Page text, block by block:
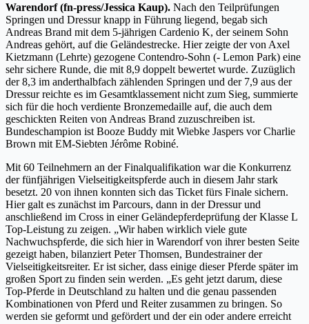
Warendorf (fn-press/Jessica Kaup). Nach den Teilprüfungen
Springen und Dressur knapp in Führung liegend, begab sich
Andreas Brand mit dem 5-jährigen Cardenio K, der seinem Sohn
Andreas gehört, auf die Geländestrecke. Hier zeigte der von Axel
Kietzmann (Lehrte) gezogene Contendro-Sohn (- Lemon Park) eine
sehr sichere Runde, die mit 8,9 doppelt bewertet wurde. Zuzüglich
der 8,3 im anderthalbfach zählenden Springen und der 7,9 aus der
Dressur reichte es im Gesamtklassement nicht zum Sieg, summierte
sich für die hoch verdiente Bronzemedaille auf, die auch dem
geschickten Reiten von Andreas Brand zuzuschreiben ist.
Bundeschampion ist Booze Buddy mit Wiebke Jaspers vor Charlie
Brown mit EM-Siebten Jérôme Robiné.
Mit 60 Teilnehmern an der Finalqualifikation war die Konkurrenz
der fünfjährigen Vielseitigkeitspferde auch in diesem Jahr stark
besetzt. 20 von ihnen konnten sich das Ticket fürs Finale sichern.
Hier galt es zunächst im Parcours, dann in der Dressur und
anschließend im Cross in einer Geländepferdeprüfung der Klasse L
Top-Leistung zu zeigen. „Wir haben wirklich viele gute
Nachwuchspferde, die sich hier in Warendorf von ihrer besten Seite
gezeigt haben, bilanziert Peter Thomsen, Bundestrainer der
Vielseitigkeitsreiter. Er ist sicher, dass einige dieser Pferde später im
großen Sport zu finden sein werden. „Es geht jetzt darum, diese
Top-Pferde in Deutschland zu halten und die genau passenden
Kombinationen von Pferd und Reiter zusammen zu bringen. So
werden sie geformt und gefördert und der ein oder andere erreicht